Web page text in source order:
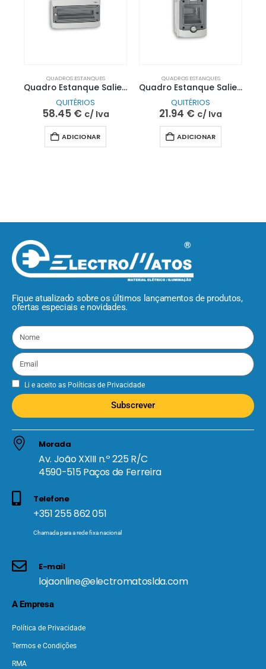
QUADROS ESTANQUES
Quadro Estanque Saliente 18mod | QUITÉRIOS
QUITÉRIOS
58.45 € c/ Iva
ADICIONAR
QUADROS ESTANQUES
Quadro Estanque Saliente 4mod | QUITÉRIOS
QUITÉRIOS
21.94 € c/ Iva
ADICIONAR
Fique atualizado sobre os últimos lançamentos de produtos,
ofertas especiais e novidades.
Li e aceito as Políticas de Privacidade
Subscrever
Morada
Av. João XXIII n.º 225 R/C
4590-515 Paços de Ferreira
Telefone
+351 255 862 051
Chamada para a rede fixa nacional
E-mail
lojaonline@electromatoslda.com
A Empresa
Política de Privacidade
Termos e Condições
RMA